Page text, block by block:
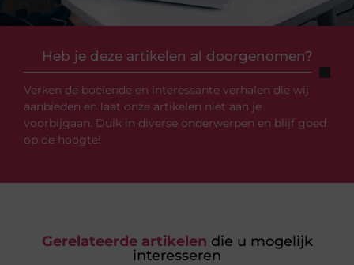
Heb je deze artikelen al doorgenomen?
Verken de boeiende en interessante verhalen die wij
aanbieden en laat onze artikelen niet aan je
voorbijgaan. Duik in diverse onderwerpen en blijf goed
op de hoogte!
Gerelateerde artikelen die u mogelijk
interesseren